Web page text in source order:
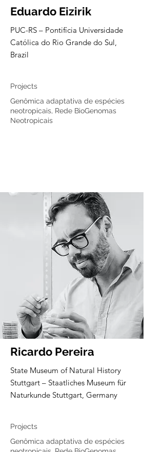
Eduardo Eizirik
PUC-RS – Pontifícia Universidade
Católica do Rio Grande do Sul,
Brazil
Projects
Genômica adaptativa de espécies
neotropicais, Rede BioGenomas
Neotropicais
Ricardo Pereira
State Museum of Natural History
Stuttgart – Staatliches Museum für
Naturkunde Stuttgart, Germany
Projects
Genômica adaptativa de espécies